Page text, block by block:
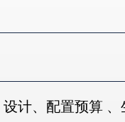
计、配置预算